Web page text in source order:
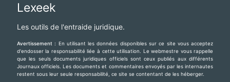
Lexeek
Les outils de l'entraide juridique.
Avertissement : En utilisant les données disponibles sur ce site vous acceptez
d'endosser la responsabilité liée à cette utilisation. Le webmestre vous rappelle
que les seuls documents juridiques officiels sont ceux publiés aux différents
Journaux officiels. Les documents et commentaires envoyés par les internautes
restent sous leur seule responsabilité, ce site se contentant de les héberger.